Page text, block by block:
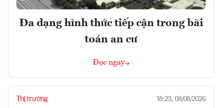
Đa dạng hình thức tiếp cận trong bài
toán an cư
Đọc ngay
Thị trường 18:23, 08/08/2026